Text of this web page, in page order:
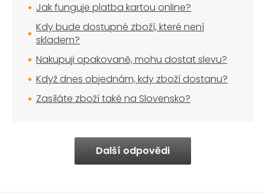
Jak funguje platba kartou online?
Kdy bude dostupné zboží, které není
skladem?
Nakupuji opakovaně, mohu dostat slevu?
Když dnes objednám, kdy zboží dostanu?
Zasíláte zboží také na Slovensko?
Další odpovědi